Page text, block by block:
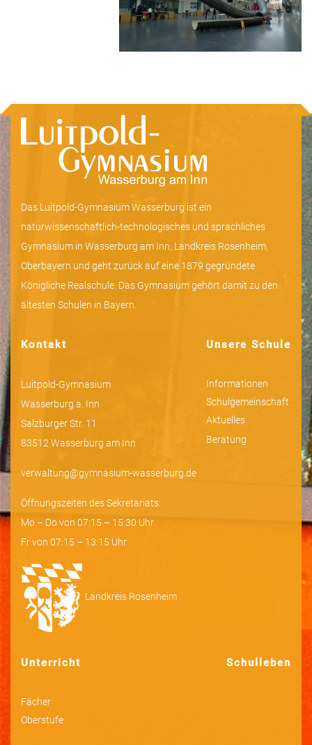
Das Luitpold-Gymnasium Wasserburg ist ein
naturwissenschaftlich-technologisches und sprachliches
Gymnasium in Wasserburg am Inn, Landkreis Rosenheim,
Oberbayern und geht zurück auf eine 1879 gegründete
Königliche Realschule. Das Gymnasium gehört damit zu den
ältesten Schulen in Bayern.
Kontakt
Luitpold-Gymnasium
Wasserburg a. Inn
Salzburger Str. 11
83512 Wasserburg am Inn
verwaltung@gymnasium-wasserburg.de
Öffnungszeiten des Sekretariats:
Mo – Do von 07:15 – 15:30 Uhr
Fr von 07:15 – 13:15 Uhr
Landkreis Rosenheim
Unsere Schule
Informationen
Schulgemeinschaft
Aktuelles
Beratung
Unterricht
Fächer
Oberstufe
Schulleben